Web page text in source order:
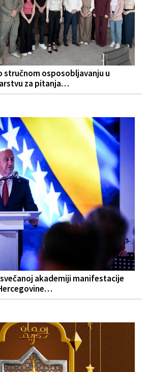
stručnom osposobljavanju u
za pitanja…
akademiji manifestacije